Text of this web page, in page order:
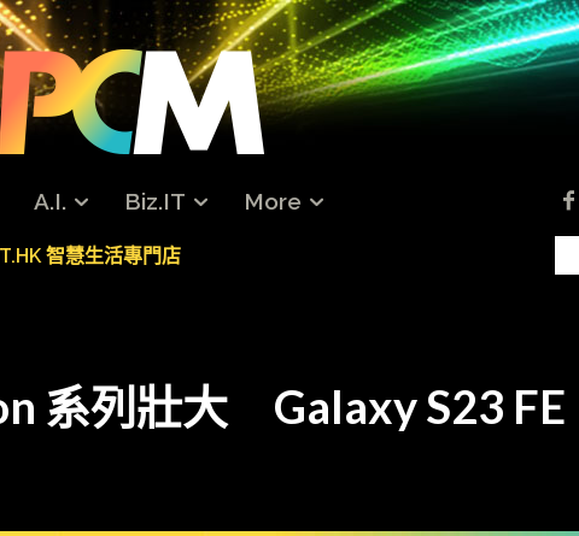
A.I. Biz.IT More
智慧生活專門店
系列壯大 Galaxy S23 FE